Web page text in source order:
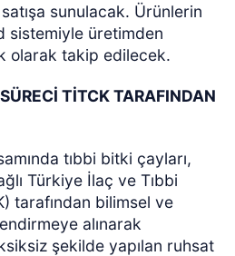
sunulacak. Ürünlerin
sistemiyle üretimden
olarak takip edilecek.
TİTCK TARAFINDAN
tıbbi bitki çayları,
Türkiye İlaç ve Tıbbi
tarafından bilimsel ve
alınarak
şekilde yapılan ruhsat